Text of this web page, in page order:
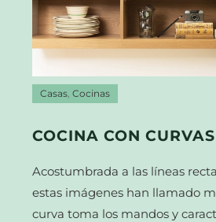
Casas,Cocinas
COCINA CON CURVAS
Acostumbrada a las líneas
estas imágenes han llamado
curva toma los mandos y